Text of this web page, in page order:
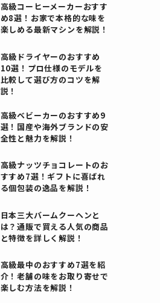
高級コーヒーメーカーおすす
め8選！お家で本格的な味を
楽しめる最新マシンを解説！
高級ドライヤーのおすすめ
10選！プロ仕様のモデルを
比較して選び方のコツを解
説！
高級ベビーカーのおすすめ9
選！国産や海外ブランドの安
全性と魅力を解説！
高級ナッツチョコレートのお
すすめ7選！ギフトに喜ばれ
る個包装の逸品を解説！
日本三大バームクーヘンと
は？通販で買える人気の商品
と特徴を詳しく解説！
高級最中のおすすめ7選を紹
介！老舗の味をお取り寄せで
楽しむ方法を解説！